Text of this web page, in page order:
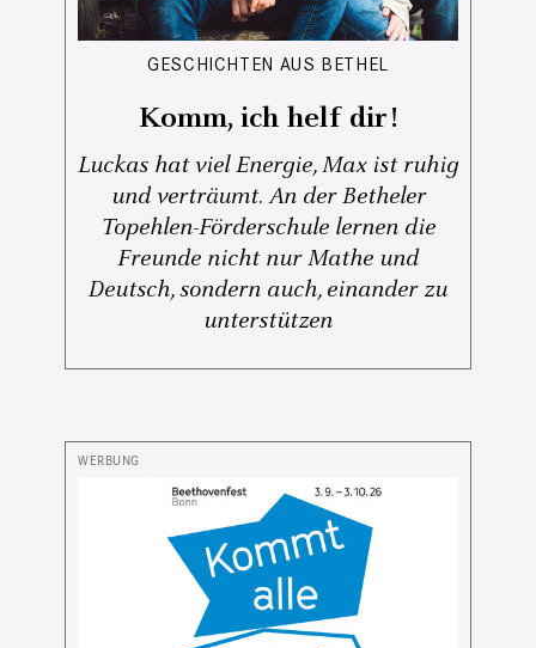
GESCHICHTEN AUS BETHEL
Komm, ich helf dir!
Luckas hat viel Energie, Max ist ruhig
und verträumt. An der Betheler
Topehlen-Förderschule lernen die
Freunde nicht nur Mathe und
Deutsch, sondern auch, einander zu
unterstützen